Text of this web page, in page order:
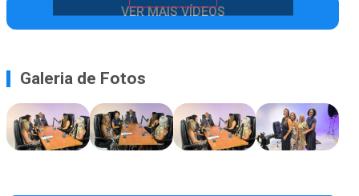
VER MAIS VÍDEOS
Galeria de Fotos